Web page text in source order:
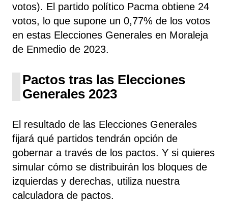
votos). El partido político Pacma obtiene 24
votos, lo que supone un 0,77% de los votos
en estas Elecciones Generales en Moraleja
de Enmedio de 2023.
Pactos tras las Elecciones
Generales 2023
El resultado de las Elecciones Generales
fijará qué partidos tendrán opción de
gobernar a través de los pactos. Y si quieres
simular cómo se distribuirán los bloques de
izquierdas y derechas, utiliza nuestra
calculadora de pactos.